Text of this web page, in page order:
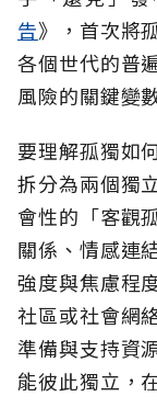
告》，首次將
各個世代的普
風險的關鍵變
要理解孤獨如
拆分為兩個獨
會性的「客觀
關係、情感連
強度與焦慮程
社區或社會網
準備與支持資
能彼此獨立，